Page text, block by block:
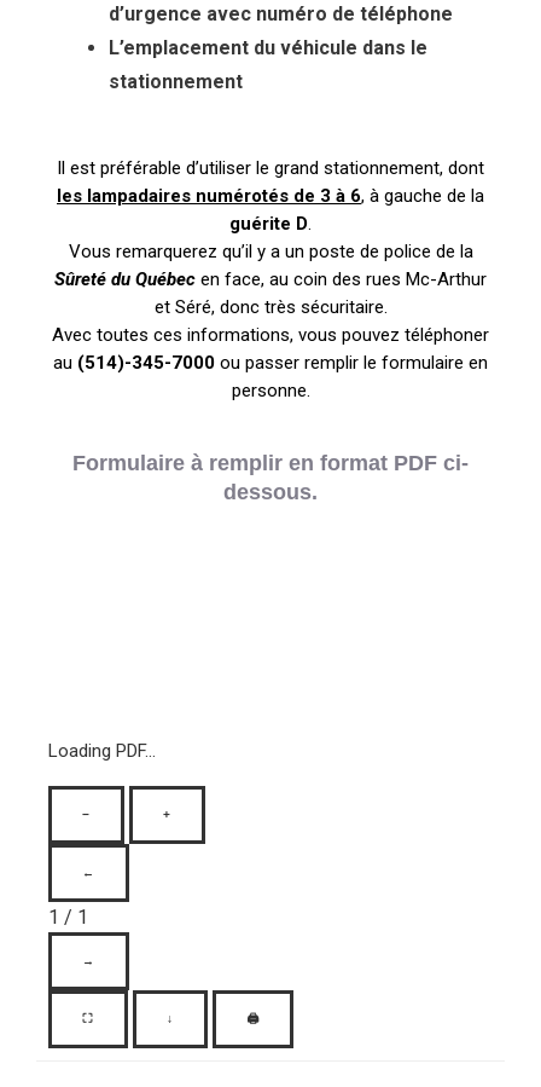
d’urgence avec numéro de téléphone
L’emplacement du véhicule dans le
stationnement
Il est préférable d’utiliser le grand stationnement, dont
les lampadaires numérotés de 3 à 6, à gauche de la
guérite D
Vous remarquerez qu’il y a un poste de police de la
Sûreté du Québec en face, au coin des rues Mc-Arthur
et Séré, donc très sécuritaire.
Avec toutes ces informations, vous pouvez téléphoner
au (514)-345-7000 ou passer remplir le formulaire en
personne.
Formulaire à remplir en format PDF ci-
dessous.
Loading PDF...
− +
←
1 / 1
→
⛶ ↓ 🖨